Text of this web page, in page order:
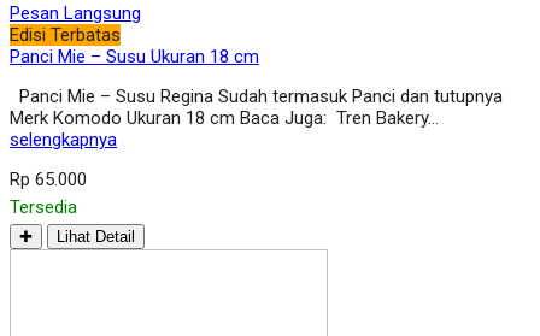
Pesan Langsung
Edisi Terbatas
Panci Mie – Susu Ukuran 18 cm
Panci Mie – Susu Regina Sudah termasuk Panci dan tutupnya
Merk Komodo Ukuran 18 cm Baca Juga: Tren Bakery…
selengkapnya
Rp 65.000
Tersedia
✚ Lihat Detail